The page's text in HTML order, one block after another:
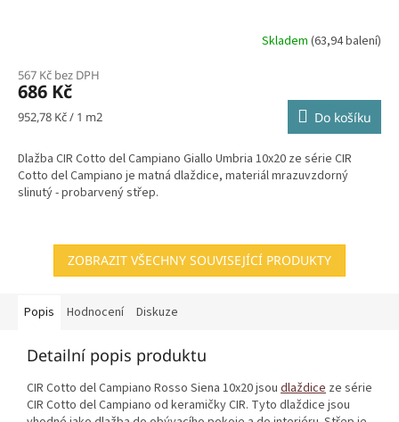
Skladem (63,94 balení)
567 Kč bez DPH
686 Kč
Měrná
952,78 Kč / 1 m2 Do košíku
Dlažba CIR Cotto del Campiano Giallo Umbria 10x20 ze série CIR
Cotto del Campiano je matná dlaždice, materiál mrazuvzdorný
slinutý - probarvený střep.
ZOBRAZIT VŠECHNY SOUVISEJÍCÍ PRODUKTY
Popis Hodnocení Diskuze
Detailní popis produktu
CIR Cotto del Campiano Rosso Siena 10x20 jsou dlaždice ze série
CIR Cotto del Campiano od keramičky CIR. Tyto dlaždice jsou